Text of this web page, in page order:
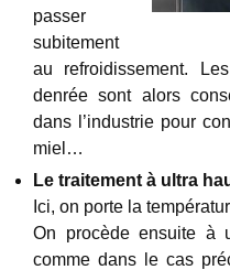
passer
subitement
au refroidissement.
denrée sont alors
dans l’industrie pour
miel…
Le traitement à ultra
Ici, on porte la
On procède ensuite à
comme dans le cas